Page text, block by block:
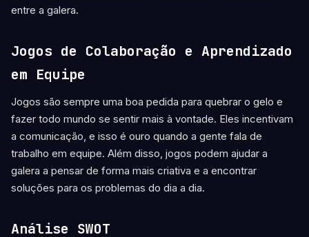
entre a galera.
Jogos de Colaboração e Aprendizado
em Equipe
Jogos são sempre uma boa pedida para quebrar o gelo e
fazer todo mundo se sentir mais à vontade. Eles incentivam
a comunicação, e isso é ouro quando a gente fala de
trabalho em equipe. Além disso, jogos podem ajudar a
galera a pensar de forma mais criativa e a encontrar
soluções para os problemas do dia a dia.
Análise SWOT